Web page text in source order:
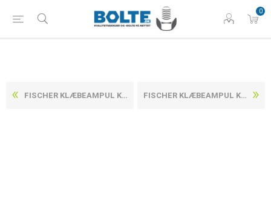
0
FISCHER KLÆBEAMPUL KAPSEL UMV-P 220 M24 P (5 STK) FISCHER KLÆBEAMPUL KAPSEL UMV-P 125 M16 P (10 STK)